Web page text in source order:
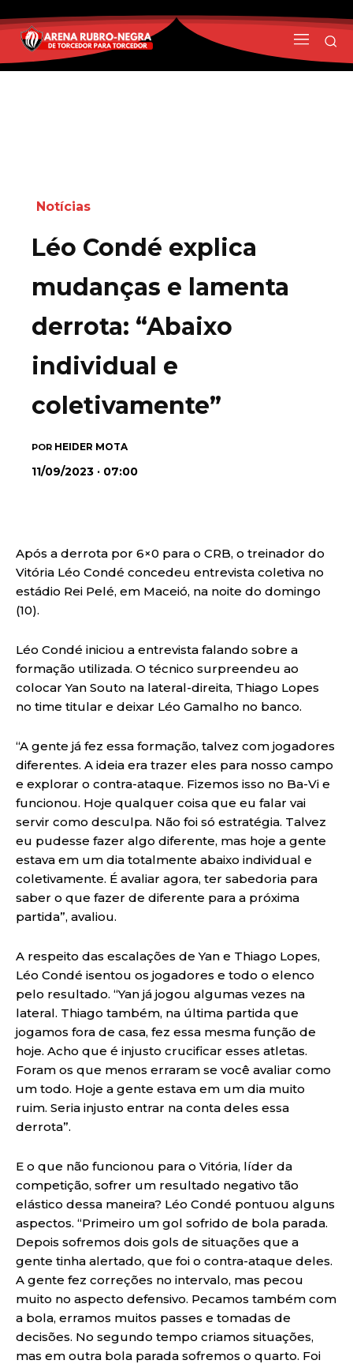
Notícias
Léo Condé explica
mudanças e lamenta
derrota: “Abaixo
individual e
coletivamente”
POR HEIDER MOTA
11/09/2023 · 07:00
Após a derrota por 6×0 para o CRB, o treinador do
Vitória Léo Condé concedeu entrevista coletiva no
estádio Rei Pelé, em Maceió, na noite do domingo
(10).
Léo Condé iniciou a entrevista falando sobre a
formação utilizada. O técnico surpreendeu ao
colocar Yan Souto na lateral-direita, Thiago Lopes
no time titular e deixar Léo Gamalho no banco.
“A gente já fez essa formação, talvez com jogadores
diferentes. A ideia era trazer eles para nosso campo
e explorar o contra-ataque. Fizemos isso no Ba-Vi e
funcionou. Hoje qualquer coisa que eu falar vai
servir como desculpa. Não foi só estratégia. Talvez
eu pudesse fazer algo diferente, mas hoje a gente
estava em um dia totalmente abaixo individual e
coletivamente. É avaliar agora, ter sabedoria para
saber o que fazer de diferente para a próxima
partida”, avaliou.
A respeito das escalações de Yan e Thiago Lopes,
Léo Condé isentou os jogadores e todo o elenco
pelo resultado. “Yan já jogou algumas vezes na
lateral. Thiago também, na última partida que
jogamos fora de casa, fez essa mesma função de
hoje. Acho que é injusto crucificar esses atletas.
Foram os que menos erraram se você avaliar como
um todo. Hoje a gente estava em um dia muito
ruim. Seria injusto entrar na conta deles essa
derrota”.
E o que não funcionou para o Vitória, líder da
competição, sofrer um resultado negativo tão
elástico dessa maneira? Léo Condé pontuou alguns
aspectos. “Primeiro um gol sofrido de bola parada.
Depois sofremos dois gols de situações que a
gente tinha alertado, que foi o contra-ataque deles.
A gente fez correções no intervalo, mas pecou
muito no aspecto defensivo. Pecamos também com
a bola, erramos muitos passes e tomadas de
decisões. No segundo tempo criamos situações,
mas em outra bola parada sofremos o quarto. Foi